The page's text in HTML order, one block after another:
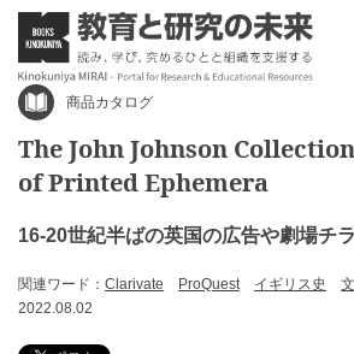
商品カタログ
The John Johnson
of Printed Ephemera
16-20世紀半ばの英国の広告や劇場チ
関連ワード： Clarivate ProQuest イギリス史
2022.08.02